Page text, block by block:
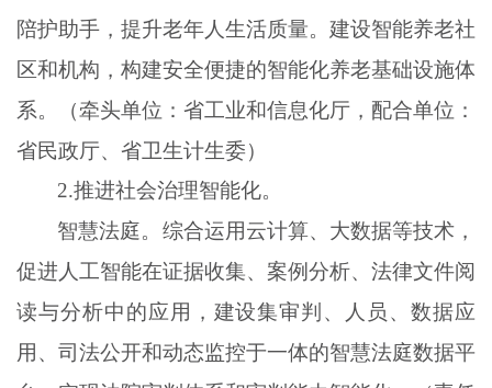
陪护助手，提升老年人生活质量。建设智能养老社
区和机构，构建安全便捷的智能化养老基础设施体
系。（牵头单位：省工业和信息化厅，配合单位：
省民政厅、省卫生计生委）
2.推进社会治理智能化。
智慧法庭。综合运用云计算、大数据等技术，
促进人工智能在证据收集、案例分析、法律文件阅
读与分析中的应用，建设集审判、人员、数据应
用、司法公开和动态监控于一体的智慧法庭数据平